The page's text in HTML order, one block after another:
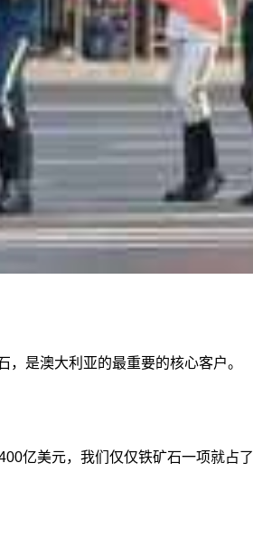
是澳大利亚的最重要的核心客户。
亿美元，我们仅仅铁矿石一项就占了